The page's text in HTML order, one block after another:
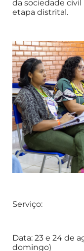
da sociedade
etapa distrital.
Serviço:
Data: 23 e 24 de
domingo)